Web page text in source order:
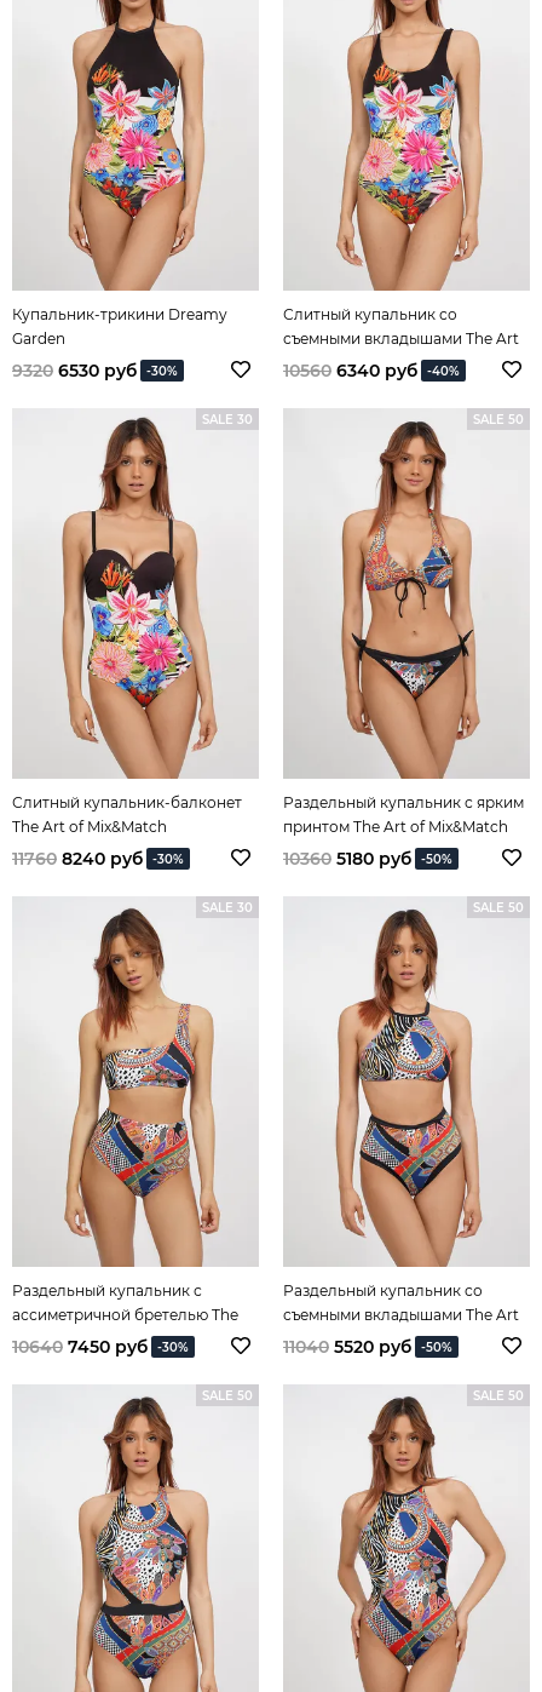
Купальник-трикини Dreamy
Garden
9320 6530 руб -30%
Слитный купальник со
съемными вкладышами The Art
of Mix&Match
10560 6340 руб -40%
SALE 30
Слитный купальник-балконет
The Art of Mix&Match
11760 8240 руб -30%
SALE 50
Раздельный купальник с ярким
принтом The Art of Mix&Match
10360 5180 руб -50%
SALE 30
Раздельный купальник с
ассиметричной бретелью The
Art of Mix&Match
10640 7450 руб -30%
SALE 50
Раздельный купальник со
съемными вкладышами The Art
of Mix&Match
11040 5520 руб -50%
SALE 50 SALE 50